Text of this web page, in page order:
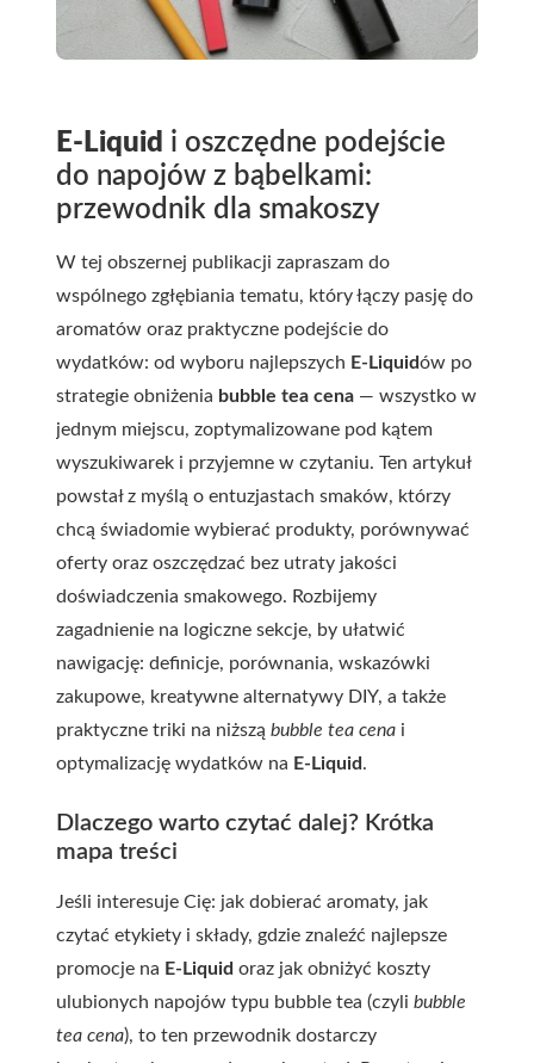
E-Liquid i oszczędne podejście
do napojów z bąbelkami:
przewodnik dla smakoszy
W tej obszernej publikacji zapraszam do
wspólnego zgłębiania tematu, który łączy pasję do
aromatów oraz praktyczne podejście do
wydatków: od wyboru najlepszych E-Liquidów po
strategie obniżenia bubble tea cena — wszystko w
jednym miejscu, zoptymalizowane pod kątem
wyszukiwarek i przyjemne w czytaniu. Ten artykuł
powstał z myślą o entuzjastach smaków, którzy
chcą świadomie wybierać produkty, porównywać
oferty oraz oszczędzać bez utraty jakości
doświadczenia smakowego. Rozbijemy
zagadnienie na logiczne sekcje, by ułatwić
nawigację: definicje, porównania, wskazówki
zakupowe, kreatywne alternatywy DIY, a także
praktyczne triki na niższą bubble tea cena i
optymalizację wydatków na E-Liquid.
Dlaczego warto czytać dalej? Krótka
mapa treści
Jeśli interesuje Cię: jak dobierać aromaty, jak
czytać etykiety i składy, gdzie znaleźć najlepsze
promocje na E-Liquid oraz jak obniżyć koszty
ulubionych napojów typu bubble tea (czyli bubble
tea cena), to ten przewodnik dostarczy